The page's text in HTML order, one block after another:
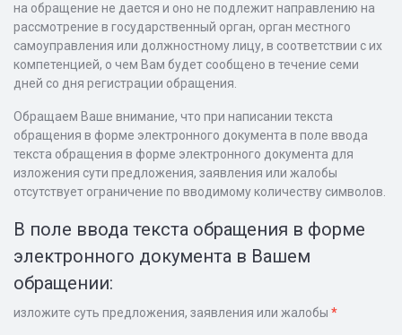
на обращение не дается и оно не подлежит направлению на
рассмотрение в государственный орган, орган местного
самоуправления или должностному лицу, в соответствии с их
компетенцией, о чем Вам будет сообщено в течение семи
дней со дня регистрации обращения.
Обращаем Ваше внимание, что при написании текста
обращения в форме электронного документа в поле ввода
текста обращения в форме электронного документа для
изложения сути предложения, заявления или жалобы
отсутствует ограничение по вводимому количеству символов.
В поле ввода текста обращения в форме
электронного документа в Вашем
обращении:
изложите суть предложения, заявления или жалобы *